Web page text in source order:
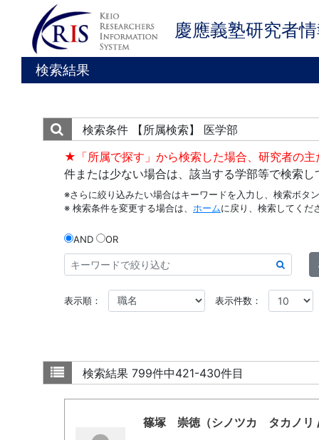
慶應義塾研究者
検索結果
検索条件
【所属検索】 医学部
★「所属で探す」から検索した場合、研究者の
件または少ない場合は、該当する学部等で検索し
※さらに絞り込みたい場合はキーワードを入力し、検索ボタ
※ 検索条件を変更する場合は、 ホームに戻り、検索してくだ
AND OR
表示順： 表示件数：
検索結果 799件中421-430件目
篠塚 崇徳（シノツカ タカノリ